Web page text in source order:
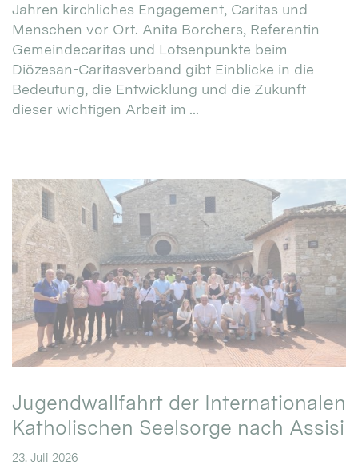
Jahren kirchliches Engagement, Caritas und
Menschen vor Ort. Anita Borchers, Referentin
Gemeindecaritas und Lotsenpunkte beim
Diözesan-Caritasverband gibt Einblicke in die
Bedeutung, die Entwicklung und die Zukunft
dieser wichtigen Arbeit im ...
Jugendwallfahrt der Internationalen
Katholischen Seelsorge nach Assisi
23. Juli 2026